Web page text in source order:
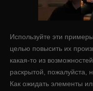
Используйте эти
целью повысить их
какая-то из
раскрытой, пожалуйста,
Как ожидать элементы